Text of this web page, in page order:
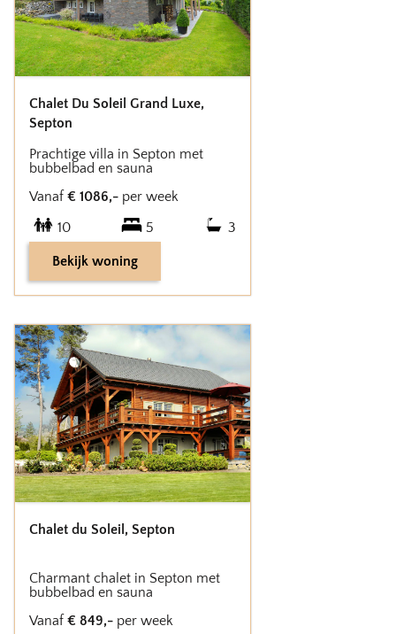
Chalet Du Soleil Grand Luxe,
Septon
Prachtige villa in Septon met
bubbelbad en sauna
Vanaf € 1086,- per week
10
5 3
Bekijk woning
Chalet du Soleil , Septon
Charmant chalet in Septon met
bubbelbad en sauna
Vanaf € 849,- per week